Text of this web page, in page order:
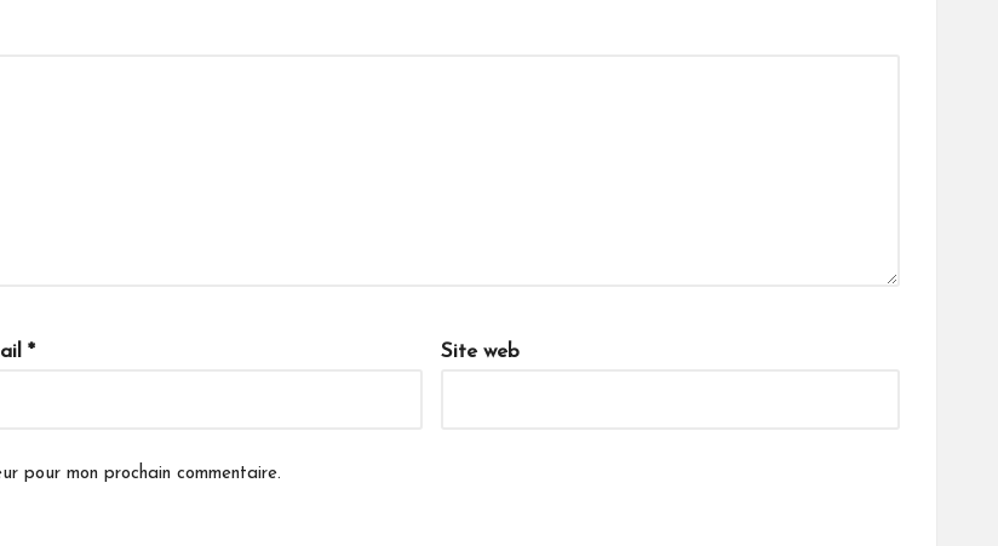
* Site web
pour mon prochain commentaire.